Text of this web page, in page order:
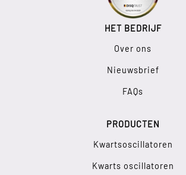
HET BEDRIJF
Over ons
Nieuwsbrief
FAQs
PRODUCTEN
Kwartsoscillatoren
Kwarts oscillatoren